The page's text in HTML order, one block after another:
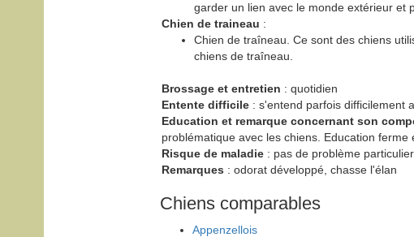
garder un lien avec le monde extérieur et
Chien de traineau :
Chien de traîneau. Ce sont des chiens
chiens de traîneau.
Brossage et entretien : quotidien
Entente difficile : s'entend parfois difficilement
Education et remarque concernant son
problématique avec les chiens. Education ferme
Risque de maladie : pas de problème particulier
Remarques : odorat développé, chasse l'élan
Chiens comparables
Appenzellois